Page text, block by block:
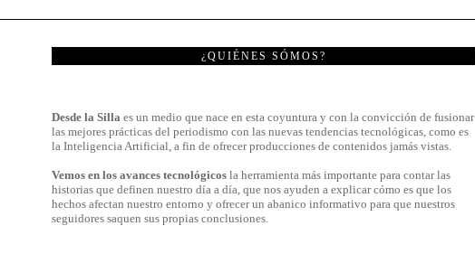
¿QUIÉNES SÓMOS?
Desde la Silla es un medio que nace en esta coyuntura y con la convicción de fusionar
las mejores prácticas del periodismo con las nuevas tendencias tecnológicas, como es
la Inteligencia Artificial, a fin de ofrecer producciones de contenidos jamás vistas.
Vemos en los avances tecnológicos la herramienta más importante para contar las
historias que definen nuestro día a día, que nos ayuden a explicar cómo es que los
hechos afectan nuestro entorno y ofrecer un abanico informativo para que nuestros
seguidores saquen sus propias conclusiones.